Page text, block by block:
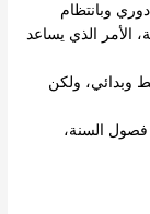
وبانتظام
الأمر الذي يساعد
وبدائي، ولكن
السنة،